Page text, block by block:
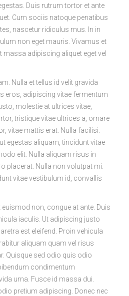
Duis rutrum tortor et ante
Cum sociis natoque penatibus
nascetur ridiculus mus. In in
non eget mauris. Vivamus et
adipiscing aliquet eget vel
Nulla et tellus id velit gravida
eros, adipiscing vitae fermentum
molestie at ultrices vitae,
tristique vitae ultrices a, ornare
vitae mattis erat. Nulla facilisi.
egestas aliquam, tincidunt vitae
elit. Nulla aliquam risus in
placerat. Nulla non volutpat mi.
vitae vestibulum id, convallis
non, congue at ante. Duis
iaculis. Ut adipiscing justo
est eleifend. Proin vehicula
aliquam quam vel risus
Quisque sed odio quis odio
condimentum
urna. Fusce id massa dui.
pretium adipiscing. Donec nec